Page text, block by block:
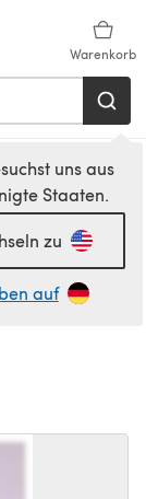
Warenkorb
uns aus
Staaten.
zu
auf